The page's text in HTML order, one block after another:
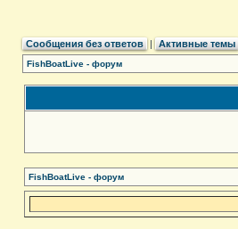
Сообщения без ответов | Активные темы
FishBoatLive - форум
FishBoatLive - форум